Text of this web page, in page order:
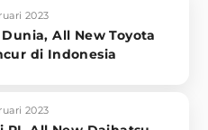
2023
All New Toyota
di Indonesia
2023